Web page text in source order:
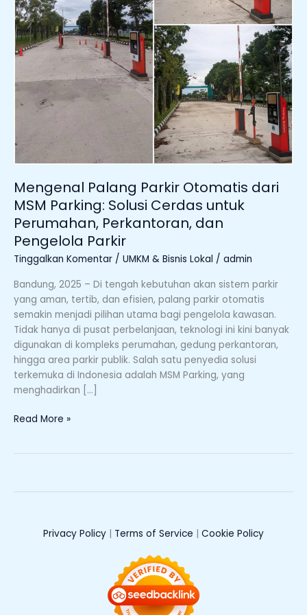
Mengenal Palang Parkir Otomatis dari
MSM Parking: Solusi Cerdas untuk
Perumahan, Perkantoran, dan
Pengelola Parkir
Tinggalkan Komentar / UMKM & Bisnis Lokal / admin
Bandung, 2025 – Di tengah kebutuhan akan sistem parkir
yang aman, tertib, dan efisien, palang parkir otomatis
semakin menjadi pilihan utama bagi pengelola kawasan.
Tidak hanya di pusat perbelanjaan, teknologi ini kini banyak
digunakan di kompleks perumahan, gedung perkantoran,
hingga area parkir publik. Salah satu penyedia solusi
terkemuka di Indonesia adalah MSM Parking, yang
menghadirkan […]
Cerdas
untuk
Perumahan,
Perkantoran,
Pengelola
Parkir
Read More »
Privacy Policy | Terms of Service | Cookie Policy